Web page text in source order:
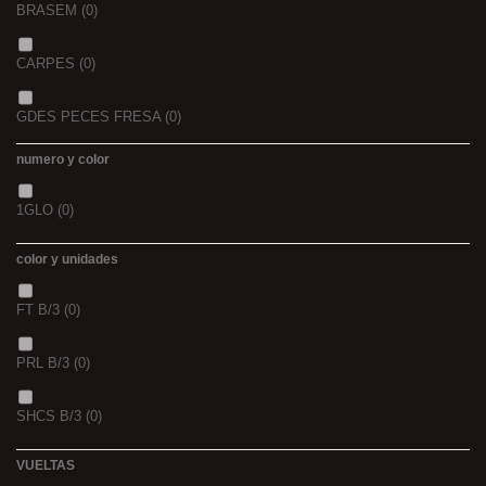
BRASEM (0)
CARPES (0)
GDES PECES FRESA(0)
GDES. PECES MAIZ
GDES. PECES SCOPEX
numero y color
1GLO (0)
color y unidades
FT B/3 (0)
PRL B/3 (0)
SHCS B/3 (0)
VUELTAS